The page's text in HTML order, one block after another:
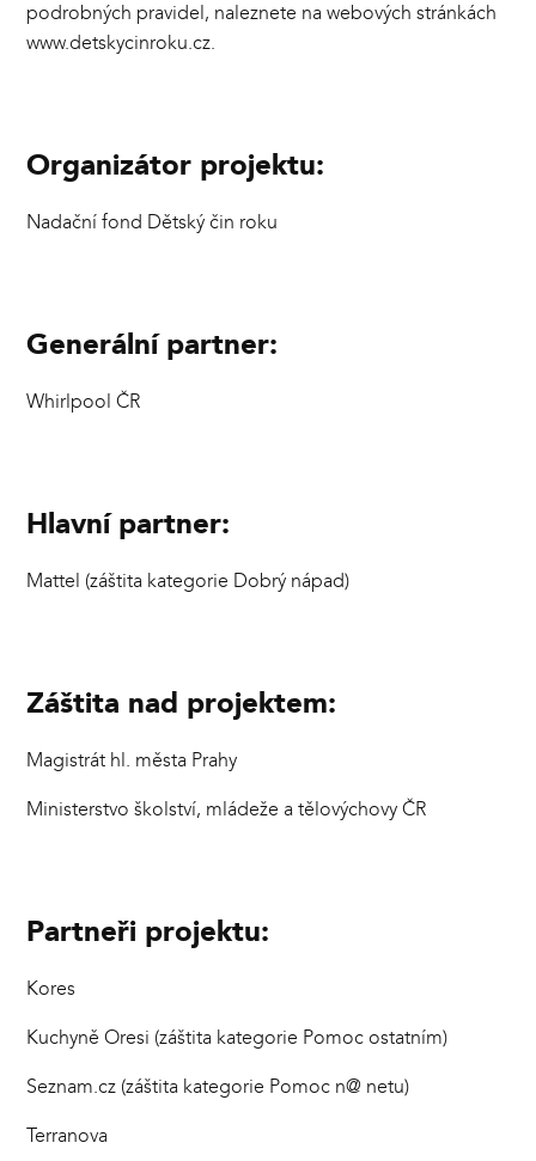
podrobných pravidel, naleznete na webových stránkách
www.detskycinroku.cz.
Organizátor projektu:
Nadační fond Dětský čin roku
Generální partner:
Whirlpool ČR
Hlavní partner:
Mattel (záštita kategorie Dobrý nápad)
Záštita nad projektem:
Magistrát hl. města Prahy
Ministerstvo školství, mládeže a tělovýchovy ČR
Partneři projektu:
Kores
Kuchyně Oresi (záštita kategorie Pomoc ostatním)
Seznam.cz (záštita kategorie Pomoc n@ netu)
Terranova